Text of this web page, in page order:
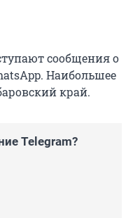
сообщения о
Наибольшее
край.
Telegram?